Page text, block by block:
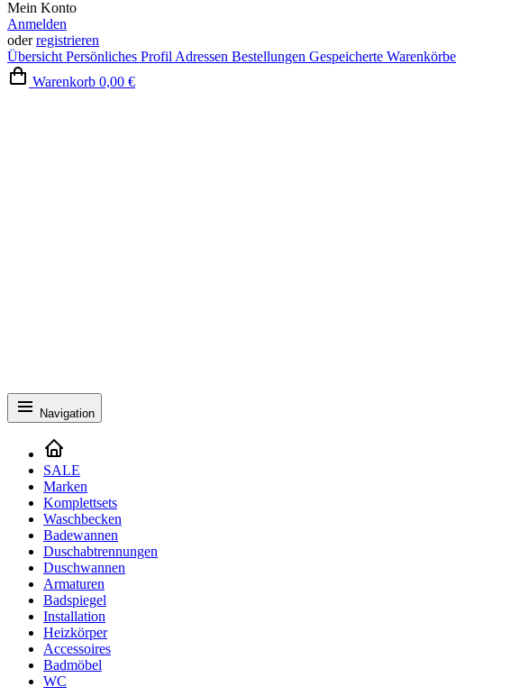
Mein Konto
Anmelden
oderregistrieren
Übersicht Persönliches Profil Adressen Bestellungen Gespeicherte Warenkörbe
Warenkorb 0,00 €
Navigation
SALE
Marken
Komplettsets
Waschbecken
Badewannen
Duschabtrennungen
Duschwannen
Armaturen
Badspiegel
Installation
Heizkörper
Accessoires
Badmöbel
WC